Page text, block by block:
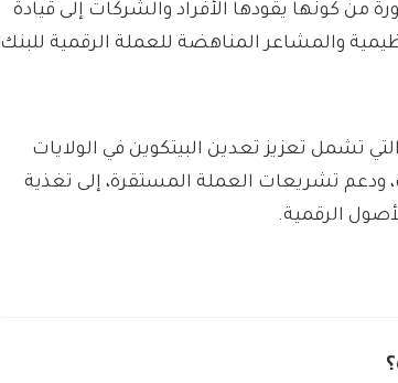
من كونها يقودها الأفراد والشركات إلى قيادة
والمشاعر المناهضة للعملة الرقمية للبنك
تشمل تعزيز تعدين البيتكوين في الولايات
ودعم تشريعات العملة المستقرة، إلى تغذية
الرقمية.